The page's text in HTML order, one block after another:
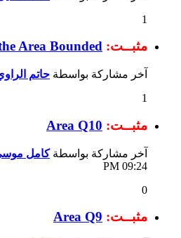
1
مثبــت: Area Bounded
آخر مشاركة بواسطة حاتم
1
مثبــت: Area Q10
آخر مشاركة بواسطةكامل
09:24 PM
0
مثبــت: Area Q9